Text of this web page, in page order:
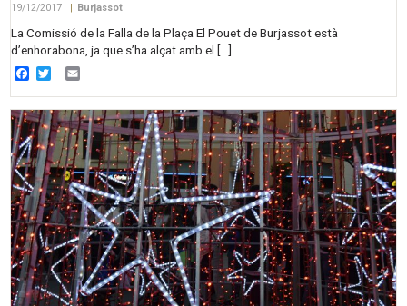
19/12/2017 Burjassot
La Comissió de la Falla de la Plaça El Pouet de Burjassot està
d’enhorabona, ja que s’ha alçat amb el […]
Facebook
Twitter